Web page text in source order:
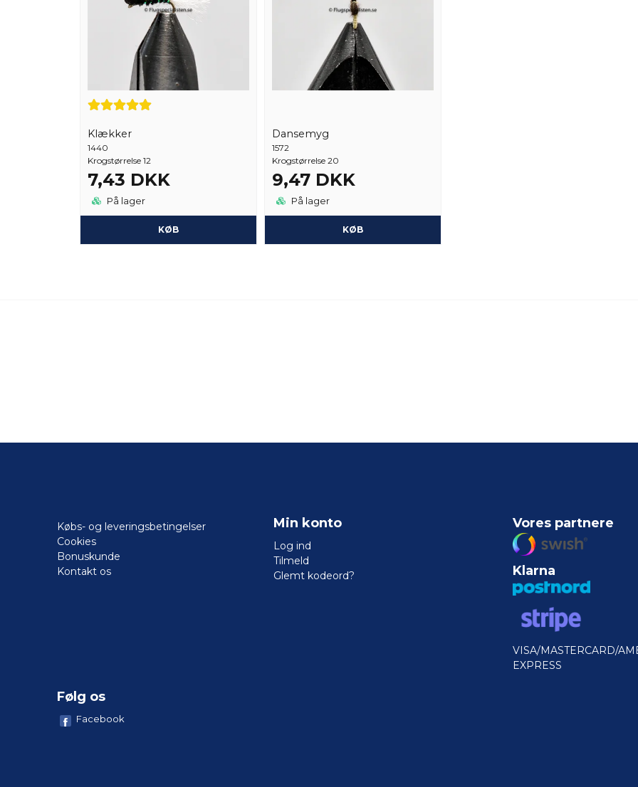
Klækker
1440
Krogstørrelse 12
7,43 DKK
På lager
KØB
Dansemyg
1572
Krogstørrelse 20
9,47 DKK
På lager
KØB
Købs- og leveringsbetingelser
Cookies
Bonuskunde
Kontakt os
Min konto
Log ind
Tilmeld
Glemt kodeord?
Vores partnere
Klarna
VISA/MASTERCARD/
EXPRESS
Følg os
Facebook